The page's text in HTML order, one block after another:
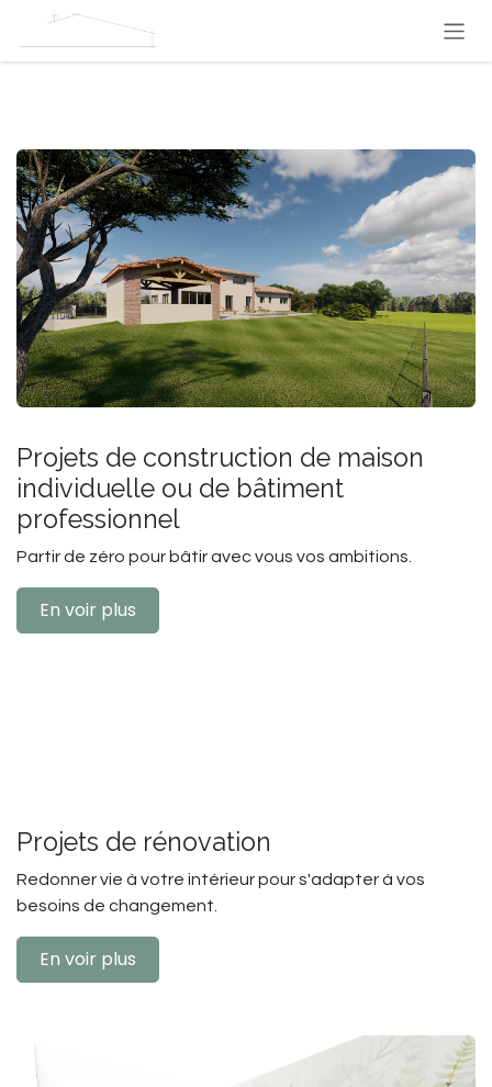
Se rendre au contenu
Projets de construction de maison
individuelle ou de bâtiment
professionnel
Partir de zéro pour bâtir avec vous vos ambitions.
En voir plus
Projets de rénovation
Redonner vie à votre intérieur pour s'adapter à vos
besoins de changement.
En voir plus